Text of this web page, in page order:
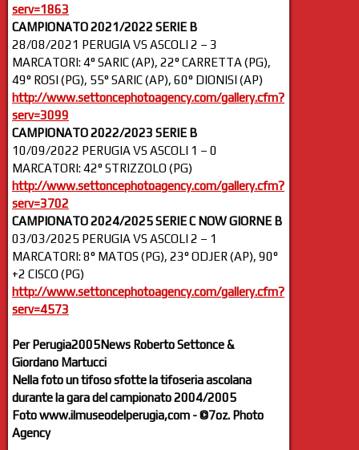
serv=1863
CAMPIONATO 2021/2022 SERIE B
28/08/2021 PERUGIA VS ASCOLI 2 – 3
MARCATORI: 4° SARIC (AP), 22° CARRETTA (PG),
49° ROSI (PG), 55° SARIC (AP), 60° DIONISI (AP)
http://www.settoncephotoagency.com/gallery.cfm?
serv=3099
CAMPIONATO 2022/2023 SERIE B
10/09/2022 PERUGIA VS ASCOLI 1 – 0
MARCATORI: 42° STRIZZOLO (PG)
http://www.settoncephotoagency.com/gallery.cfm?
serv=3702
CAMPIONATO 2024/2025 SERIE C NOW GIORNE B
03/03/2025 PERUGIA VS ASCOLI 2 – 1
MARCATORI: 8° MATOS (PG), 23° ODJER (AP), 90°
+2 CISCO (PG)
http://www.settoncephotoagency.com/gallery.cfm?
serv=4573
Per Perugia2005News Roberto Settonce &
Giordano Martucci
Nella foto un tifoso sfotte la tifoseria ascolana
durante la gara del campionato 2004/2005
Foto www.ilmuseodelperugia,com - ©7oz. Photo
Agency